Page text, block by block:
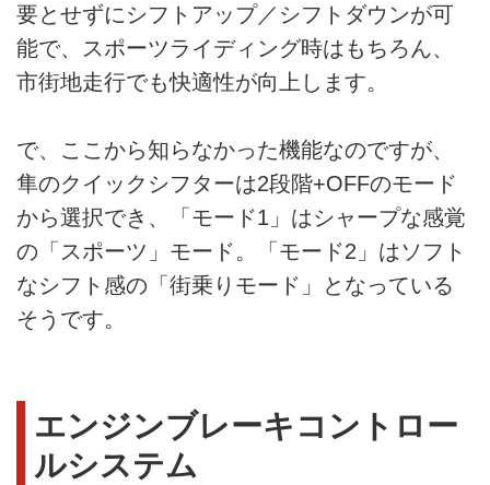
要とせずにシフトアップ／シフトダウンが可
能で、スポーツライディング時はもちろん、
市街地走行でも快適性が向上します。
で、ここから知らなかった機能なのですが、
隼のクイックシフターは2段階+OFFのモード
から選択でき、「モード1」はシャープな感覚
の「スポーツ」モード。「モード2」はソフト
なシフト感の「街乗りモード」となっている
そうです。
エンジンブレーキコントロー
ルシステム